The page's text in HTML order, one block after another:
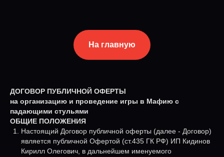
На главную
ДОГОВОР ПУБЛИЧНОЙ ОФЕРТЫ
на организацию и проведение игры в Мафию с
падающими стульями
ОБЩИЕ ПОЛОЖЕНИЯ
Настоящий Договор публичной оферты (далее - Договор)
является публичной Офертой (ст.435 ГК РФ) ИП Кидинов
Кирилл Олегович, в дальнейшем именуемого